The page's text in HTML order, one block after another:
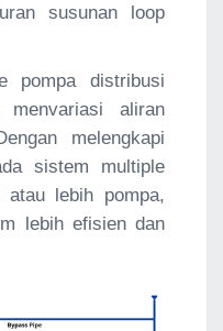
susunan loop
pompa distribusi
aliran
melengkapi
sistem multiple
lebih pompa,
lebih efisien dan